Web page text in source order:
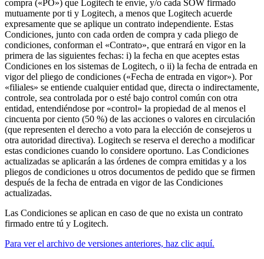
compra («PO») que Logitech te envíe, y/o cada SOW firmado
mutuamente por ti y Logitech, a menos que Logitech acuerde
expresamente que se aplique un contrato independiente. Estas
Condiciones, junto con cada orden de compra y cada pliego de
condiciones, conforman el «Contrato», que entrará en vigor en la
primera de las siguientes fechas: i) la fecha en que aceptes estas
Condiciones en los sistemas de Logitech, o ii) la fecha de entrada en
vigor del pliego de condiciones («Fecha de entrada en vigor»). Por
«filiales» se entiende cualquier entidad que, directa o indirectamente,
controle, sea controlada por o esté bajo control común con otra
entidad, entendiéndose por «control» la propiedad de al menos el
cincuenta por ciento (50 %) de las acciones o valores en circulación
(que representen el derecho a voto para la elección de consejeros u
otra autoridad directiva). Logitech se reserva el derecho a modificar
estas condiciones cuando lo considere oportuno. Las Condiciones
actualizadas se aplicarán a las órdenes de compra emitidas y a los
pliegos de condiciones u otros documentos de pedido que se firmen
después de la fecha de entrada en vigor de las Condiciones
actualizadas.
Las Condiciones se aplican en caso de que no exista un contrato
firmado entre tú y Logitech.
Para ver el archivo de versiones anteriores, haz clic aquí.